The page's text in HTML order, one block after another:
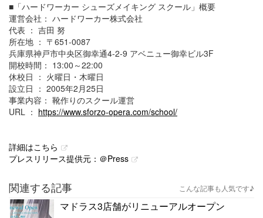
■「ハードワーカー シューズメイキング スクール」概要
運営会社： ハードワーカー株式会社
代表 ： 吉田 努
所在地 ： 〒651-0087
兵庫県神戸市中央区御幸通4-2-9 アベニュー御幸ビル3F
開校時間： 13:00～22:00
休校日 ： 火曜日・木曜日
設立日 ： 2005年2月25日
事業内容： 靴作りのスクール運営
URL ： https://www.sforzo-opera.com/school/
詳細はこちら
プレスリリース提供元：＠Press
関連する記事 こんな記事も人気です♪
マドラス3店舗がリニューアルオープン